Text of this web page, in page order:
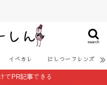
search
イベカレ にしつーフレンズ
でPR記事できる